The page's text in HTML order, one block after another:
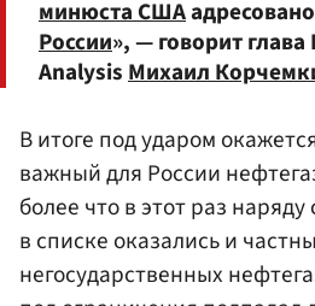
минюста США
России», — говорит
AnalysisМихаил
В итоге под ударом
важный для России
более что в этот раз
в списке оказались и
негосударственных